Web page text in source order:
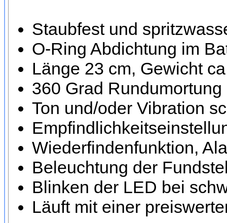
Staubfest und
O-Ring Abdichtung im
Länge 23 cm, Gewicht
360 Grad Rundumortung
Ton und/oder Vibration
Wiederfindenfunktion,
Beleuchtung der
Blinken der LED bei
Läuft mit einer